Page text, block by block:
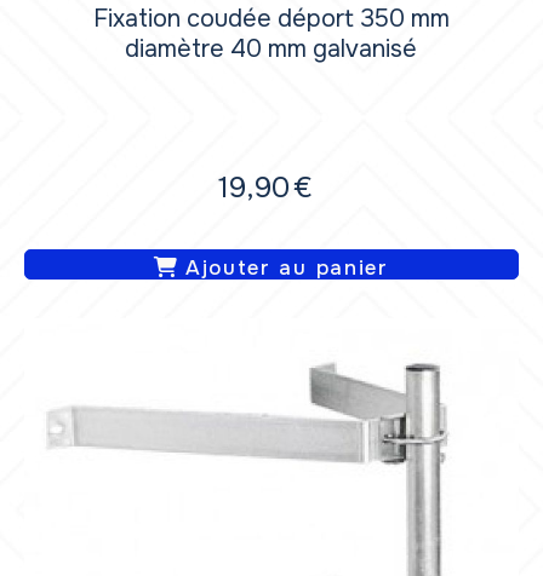
Fixation coudée déport 350 mm
diamètre 40 mm galvanisé
19,90€
Ajouter au panier